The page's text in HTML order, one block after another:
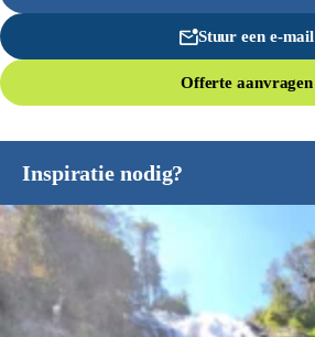
Stuur een e-mail
Offerte aanvragen
Inspiratie nodig?